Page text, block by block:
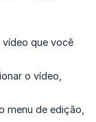
vídeo que você
o vídeo,
menu de edição,